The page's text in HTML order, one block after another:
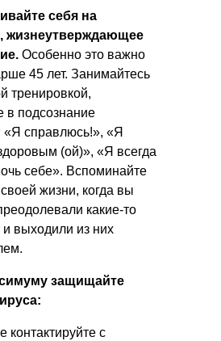
себя на
жизнеутверждающее
Особенно это важно
45 лет. Занимайтесь
тренировкой,
в подсознание
справлюсь!», «Я
(ой)», «Я всегда
себе». Вспоминайте
жизни, когда вы
какие-то
и выходили из них
защищайте
контактируйте с